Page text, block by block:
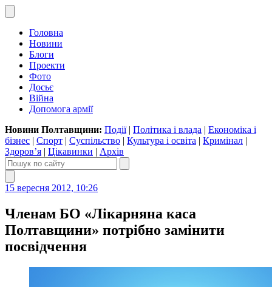
Головна
Новини
Блоги
Проекти
Фото
Досьє
Війна
Допомога армії
Новини Полтавщини: Події| Політика і влада | Економіка і
бізнес | Спорт | Суспільство | Культура і освіта | Кримінал |
Здоров’я | Цікавинки | Архів
15 вересня 2012, 10:26
Членам БО «Лікарняна каса
Полтавщини» потрібно замінити
посвідчення